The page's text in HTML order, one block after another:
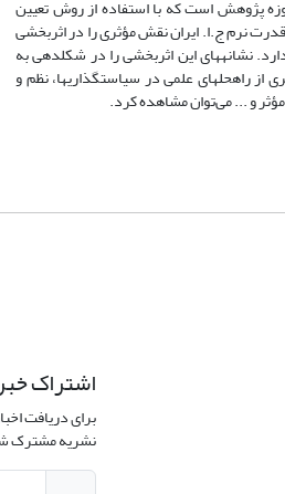
مربوط به حوزه پژوهش است که با استفاده از روش تعیین
نرم ج.ا. ایران نقش مؤثری را در اثربخشی
نشانه­های این اثربخشی را در شکل­دهی به
راه­حل­های علمی در سیاستگذاری­ها، نظم و
و ... می‌توان مشاهده کرد.
اشتراک
برای دریافت
نشریه مشترک